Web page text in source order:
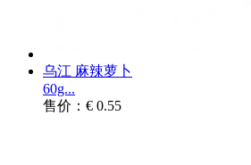
乌江 麻辣萝卜
60g...
售价：€ 0.55